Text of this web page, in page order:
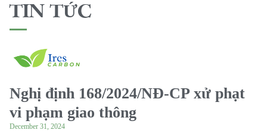
TIN TỨC
Nghị định 168/2024/NĐ-CP xử phạt
vi phạm giao thông
December 31, 2024